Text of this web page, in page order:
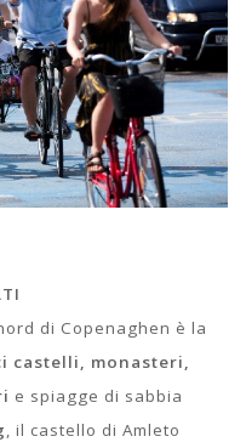
di Copenaghen è la
castelli, monasteri,
e spiagge di sabbia
, il castello di Amleto